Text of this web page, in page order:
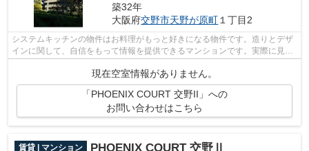
築32年
大阪府交野市天野が原町 １丁目2
システムキッチンの物件はお料理がもっと好きになる物件です。造りとデザ
インに関して、自信をもって情報を提供できるマンションです。実際に見て
みないことにはお部屋選びはできませ...
現在空室情報がありません。
「PHOENIX COURT 交野II」への
お問い合わせはこちら
賃貸 | マンション PHOENIX COURT 交野Ⅱ